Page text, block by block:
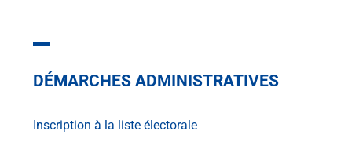
DÉMARCHES ADMINISTRATIVES
Inscription à la liste électorale